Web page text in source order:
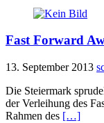
Fast Forward
13. September 2013
Die Steiermark
der Verleihung des
Rahmen des […]